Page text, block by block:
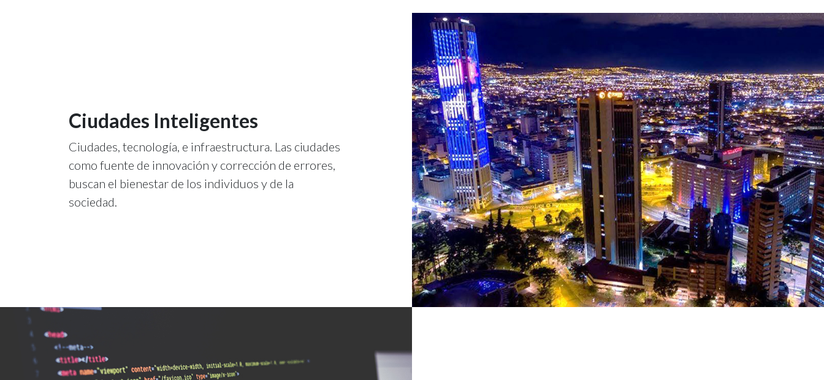
Ciudades Inteligentes
Ciudades, tecnología, e infraestructura. Las ciudades
como fuente de innovación y corrección de errores,
buscan el bienestar de los individuos y de la
sociedad.